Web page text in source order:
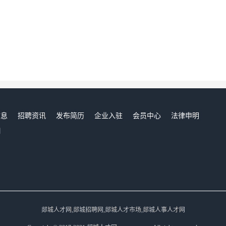
招聘资讯 发布简历 企业入驻 会员中心
法律申明
郯城人才网,郯城招聘网,郯城人才市场,郯城人事人才网